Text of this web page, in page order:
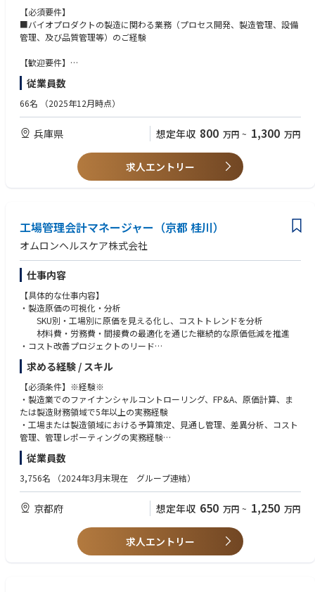
Additional activities:
・Oversees interactions with:
External experts
Advisory boards
Adjudication committees
Safety Data Monitoring Boards
・Reviews and approves publications related to the project in collaborat
ion with the Medical Head.
・Identifies studies that should be conducted.
Scientific Platform
■Key Accountabilities of the Clinical Program Leader in Experimental Me
dicine Japan
■External Expert Engagement
・Map and prioritize External Experts (EEs) in the region, including:
Indication experts
Translational clinicians
Phase II trialists
・Build and maintain relationships to obtain scientific input and support
trial success.
・Facilitate scientific discussions to ensure regional expertise contributes t
o:
Emerging science and innovation relevant to TA Inflammation
Proof-of-Concept (PoC) study design, including endpoint selection
Biomarker strategy
■Regulatory and Organizational Requirements
Operates within the requirements of global Standard Operating Procedu
res (SOPs) and working instructions.
■Job Complexity
Complex due to:
・Global nature of the role
・Matrix organization
・Direct multidisciplinary interaction
【必須要件】
■バイオプロダクトの製造に関わる業務（プロセス開発、製造管理、設備
管理、及び品質管理等）のご経験
【歓迎要件】
■医薬品メーカーでの設備導入または設備保全のご経験
■再生医療等製品のプロセス開発、製造、設備保全のご経験
■医薬品若しくは再生医療等製品製造における製造管理者のご経験
【人物像】
・物事を柔軟に考えられるフレキシビリティがある方
・開発/研究/生産部門及び外部の提携先との調整がスムーズにでき、課題
を解決していける方
・メンバーとの良好なコミュニケーションが図れ、リーダーシップをお持
従業員数
66名 （2025年12月時点）
兵庫県 想定年収 800 万円 ~ 1,300 万円
求人エントリー
工場管理会計マネージャー（京都 桂川）
オムロンヘルスケア株式会社
仕事内容
【具体的な仕事内容】
・製造原価の可視化・分析
SKU別・工場別に原価を見える化し、コストトレンドを分析
材料費・労務費・間接費の最適化を通じた継続的な原価低減を推進
・コスト改善プロジェクトのリード
改善機会の特定および施策立案・実行
効果検証、進捗管理、社内外ベンチマークを用いた妥当性確認
・レポーティング・ダッシュボード管理
製造実績・見通しの管理および可視化
Factory Cost Dashboardの精度・透明性向上
差異分析と課題フォロー、データ活用の定着推進
・戦略的財務分析・事業計画支援
予算策定、見通し管理、シミュレーションの主導
本社と工場の橋渡しとして事業計画を推進
・ガバナンス・内部統制
資産・負債の可視化と適切な管理
内部統制の整備・運用・遵守の推進（SOD含む）
IFRS・社内基準・税務要件への準拠確保
内部・外部監査の窓口として対応し、リスク管理を推進
求める経験 / スキル
【必須条件】※経験※
・製造業でのファイナンシャルコントローリング、FP&A、原価計算、ま
たは製造財務領域で5年以上の実務経験
・工場または製造領域における予算策定、見通し管理、差異分析、コスト
管理、管理レポーティングの実務経験
・JDE、SAP、Oracle、Microsoft Dynamics等のERPおよびレポーティング
システムの使用経験
・チームリーダー以上のマネジメント経験
【必須条件】※スキル※
・部門横断・地域横断での連携に対応できる、ビジネスレベルの英語力・
・原価計算、財務分析、内部統制、業績管理に関する高い専門知識。
・生産プロセス、在庫管理、資産・負債管理、運転資本の主要ドライバー
従業員数
3,756名 （2024年3月末現在 グループ連結）
京都府 想定年収 650 万円 ~ 1,250 万円
求人エントリー